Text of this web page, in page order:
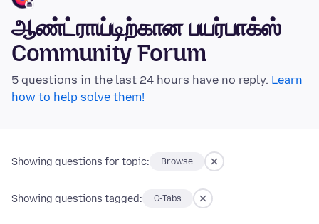
ஆண்ட்ராய்டிற்கான பயர்பாக்ஸ்
Community Forum
5 questions in the last 24 hours have no reply. Learn
how to help solve them!
Showing questions for topic: Browse
Showing questions tagged: C-Tabs